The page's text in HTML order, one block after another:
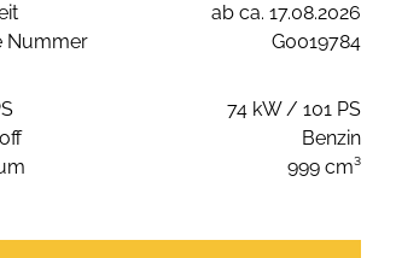
ab ca. 17.08.2026
Nummer
G0019784
74 kW / 101 PS
Benzin
999 cm³